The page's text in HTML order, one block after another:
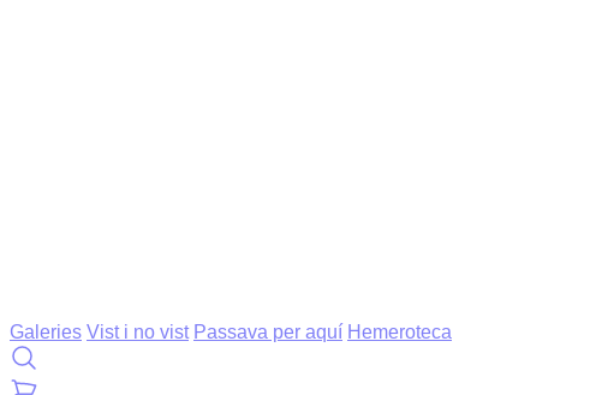
Galeries Vist i no vist Passava per aquí Hemeroteca